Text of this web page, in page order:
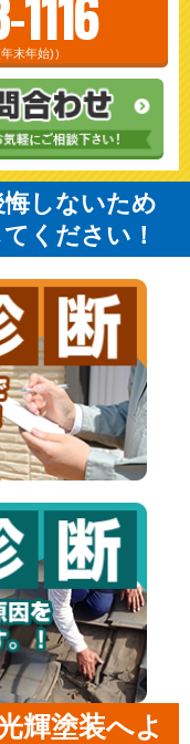
末年始)）
しないため
ください！
輝塗装へよ